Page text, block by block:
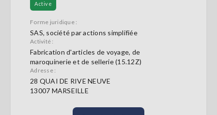
Active
Forme juridique :
SAS, société par actions simplifiée
Activité :
Fabrication d'articles de voyage, de
maroquinerie et de sellerie (15.12Z)
Adresse :
28 QUAI DE RIVE NEUVE
13007 MARSEILLE